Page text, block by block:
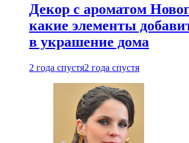
Декор с ароматом
какие элементы
в украшение дома
2 года спустя2 года спустя